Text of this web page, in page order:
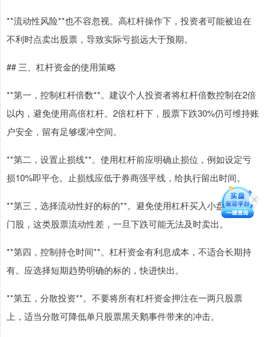
**流动性风险**也不容忽视。高杠杆操作下，投资者可能被迫在
不利时点卖出股票，导致实际亏损远大于预期。
## 三、杠杆资金的使用策略
**第一，控制杠杆倍数**。建议个人投资者将杠杆倍数控制在2倍
以内，避免使用高倍杠杆。2倍杠杆下，股票下跌30%仍可维持账
户安全，留有足够缓冲空间。
**第二，设置止损线**。使用杠杆前应明确止损位，例如设定亏
损10%即平仓。止损线应低于券商强平线，给执行留出时间。
**第三，选择流动性好的标的**。避免使用杠杆买入小盘股或冷
门股，这类股票流动性差，一旦下跌可能无法及时卖出。
**第四，控制持仓时间**。杠杆资金有利息成本，不适合长期持
有。应选择短期趋势明确的标的，快进快出。
**第五，分散投资**。不要将所有杠杆资金押注在一两只股票
上，适当分散可降低单只股票黑天鹅事件带来的冲击。